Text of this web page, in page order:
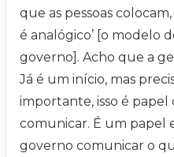
que as pessoas
é analógico’ [o modelo
governo]. Acho que a
Já é um início, mas
importante, isso é papel
comunicar. É um papel
governo comunicar o